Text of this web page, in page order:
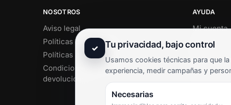
NOSOTROS
Aviso legal
Políticas de privacidad
Políticas de cookies
Condiciones de envío y
devoluciones
AYUDA
Mi cuenta
Soporte al
Términos
Preguntas
✓ Tu privacidad, bajo control
Usamos cookies técnicas para que
experiencia, medir campañas y
Necesarias